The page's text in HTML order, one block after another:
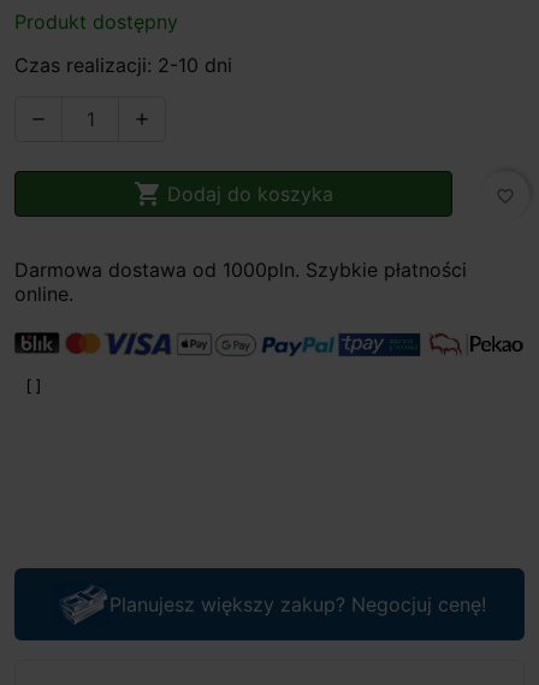
Produkt dostępny
Czas realizacji: 2-10 dni
 
 Dodaj do koszyka favorite_border
Darmowa dostawa od 1000pln. Szybkie płatności
online.
Planujesz większy zakup? Negocjuj cenę!